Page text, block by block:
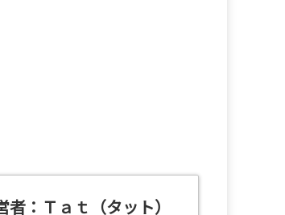
者：Ｔａｔ（タット）